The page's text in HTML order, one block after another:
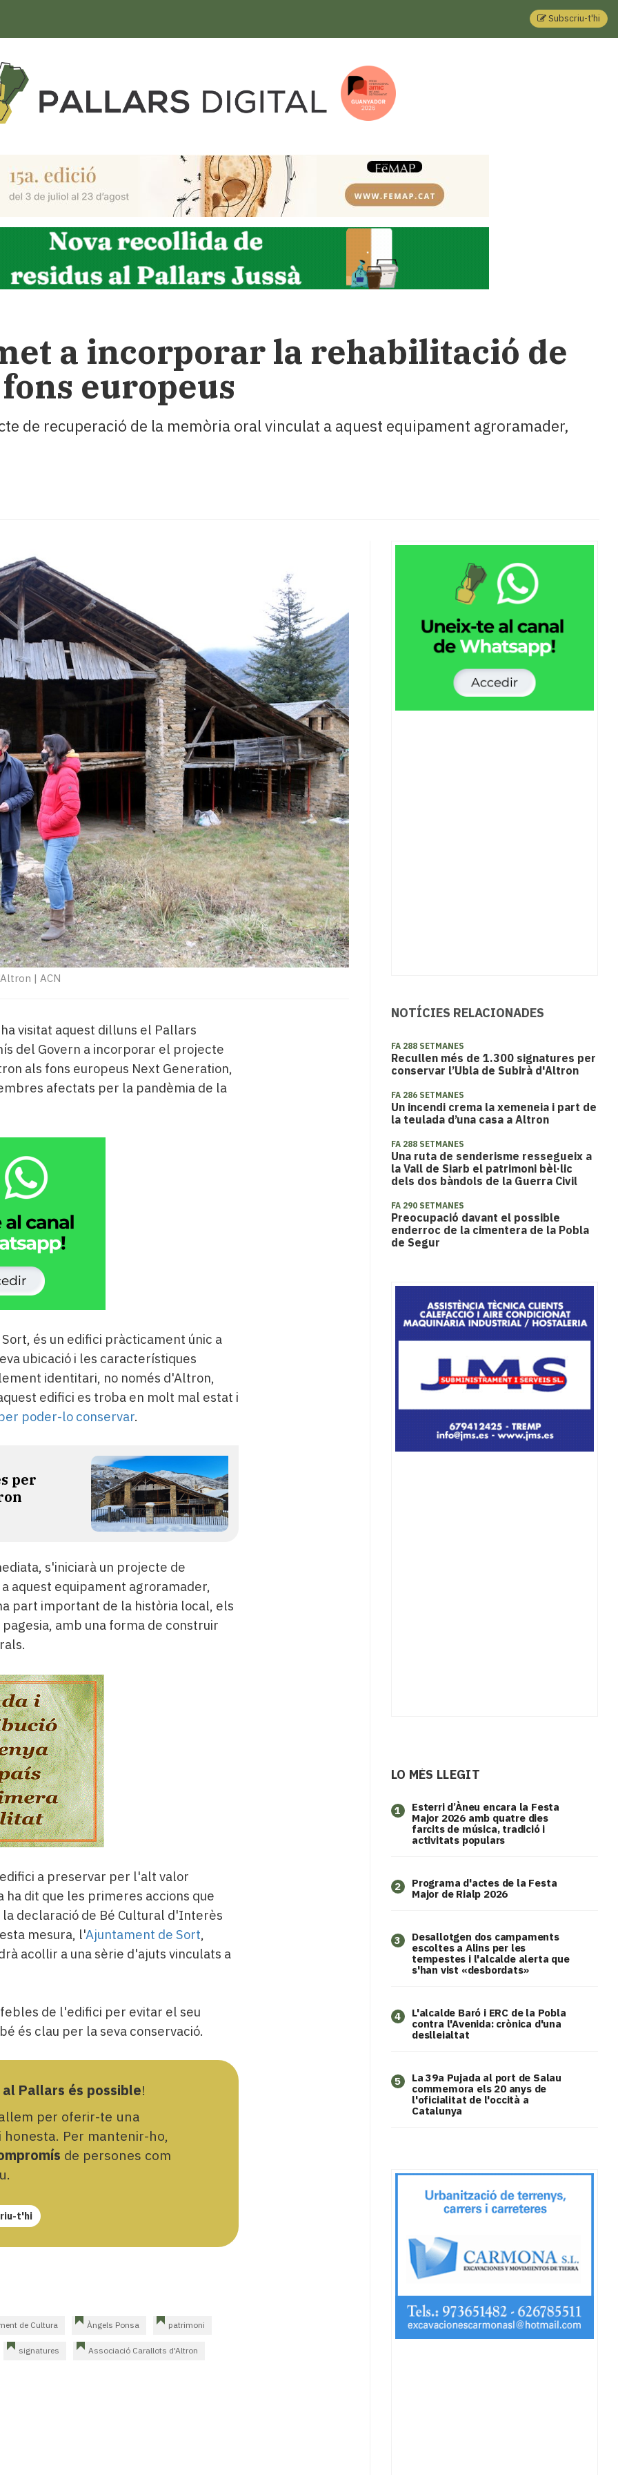
Subscriu-t'hi
a incorporar la rehabilitació de
europeus
de recuperació de la memòria oral vinculat a aquest equipament agroramader,
| ACN
visitat aquest dilluns el Pallars
del Govern a incorporar el projecte
als fons europeus Next Generation,
afectats per la pandèmia de la
és un edifici pràcticament únic a
ubicació i les característiques
identitari, no només d'Altron,
edifici es troba en molt mal estat i
poder-lo conservar.
per
s'iniciarà un projecte de
aquest equipament agroramader,
part important de la història local, els
amb una forma de construir
a preservar per l'alt valor
dit que les primeres accions que
declaració de Bé Cultural d'Interès
mesura, l'Ajuntament de Sort,
acollir a una sèrie d'ajuts vinculats a
de l'edifici per evitar el seu
és clau per la seva conservació.
Pallars és possible!
per oferir-te una
Per mantenir-ho,
de persones com
t'hi
de Cultura Àngels Ponsa patrimoni
signatures Associació Carallots d'Altron
NOTÍCIES RELACIONADES
FA 288 SETMANES
Recullen més de 1.300 signatures per
conservar l’Ubla de Subirà d'Altron
FA 286 SETMANES
Un incendi crema la xemeneia i part de
la teulada d’una casa a Altron
FA 288 SETMANES
Una ruta de senderisme ressegueix a
la Vall de Siarb el patrimoni bèl·lic
dels dos bàndols de la Guerra Civil
FA 290 SETMANES
​Preocupació davant el possible
enderroc de la cimentera de la Pobla
de Segur
LO MÉS LLEGIT
1
Esterri d’Àneu encara la Festa
Major 2026 amb quatre dies
farcits de música, tradició i
activitats populars
2
Programa d'actes de la Festa
Major de Rialp 2026
3
​Desallotgen dos campaments
escoltes a Alins per les
tempestes i l'alcalde alerta que
s'han vist «desbordats»
4
L'alcalde Baró i ERC de la Pobla
contra l'Avenida: crònica d'una
deslleialtat
5
​La 39a Pujada al port de Salau
commemora els 20 anys de
l'oficialitat de l'occità a
Catalunya